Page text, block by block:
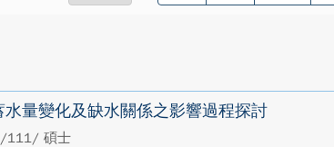
量變化及缺水關係之影響過程探討
/111/ 碩士